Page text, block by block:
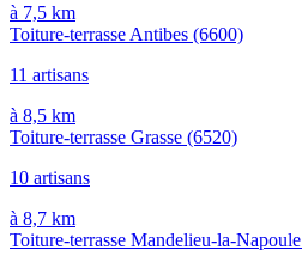
à 7,5 km
Toiture-terrasse Antibes (6600)
11 artisans
à 8,5 km
Toiture-terrasse Grasse (6520)
10 artisans
à 8,7 km
Toiture-terrasse Mandelieu-la-Napoule